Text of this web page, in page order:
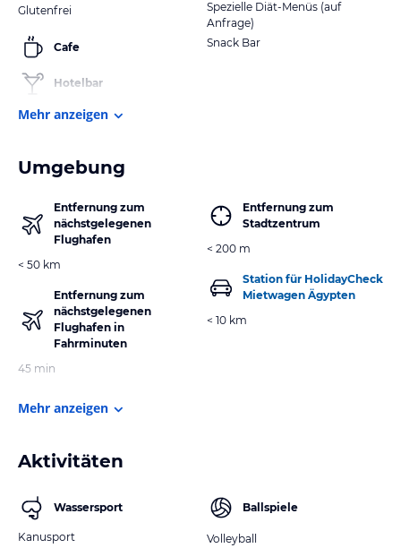
Glutenfrei
Cafe
Hotelbar
Spezielle Diät-Menüs (auf
Anfrage)
Snack Bar
Mehr anzeigen
Umgebung
Entfernung zum
nächstgelegenen
Flughafen
< 50 km
Entfernung zum
nächstgelegenen
Flughafen in
Fahrminuten
45 min
Entfernung zum
Stadtzentrum
< 200 m
Station für HolidayCheck
Mietwagen Ägypten
< 10 km
Mehr anzeigen
Aktivitäten
Wassersport
Kanusport
Ballspiele
Volleyball